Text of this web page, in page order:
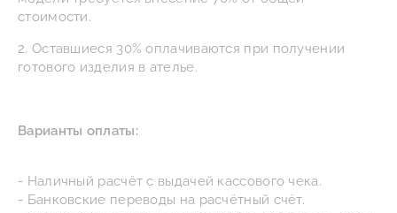
стоимости.
2. Оставшиеся 30% оплачиваются при получении
готового изделия в ателье.
Варианты оплаты:
- Наличный расчёт с выдачей кассового чека.
- Банковские переводы на расчётный счёт.